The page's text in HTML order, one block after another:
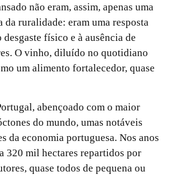
não eram, assim, apenas uma
ruralidade: eram uma resposta
físico e à ausência de
O vinho, diluído no quotidiano
um alimento fortalecedor, quase
abençoado com o maior
do mundo, umas notáveis
da economia portuguesa. Nos anos
320 mil hectares repartidos por
quase todos de pequena ou